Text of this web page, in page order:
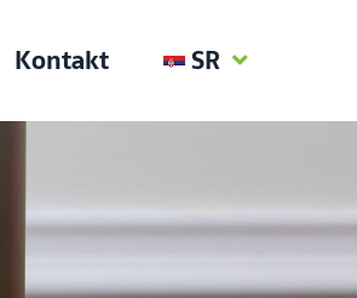
Kontakt SR